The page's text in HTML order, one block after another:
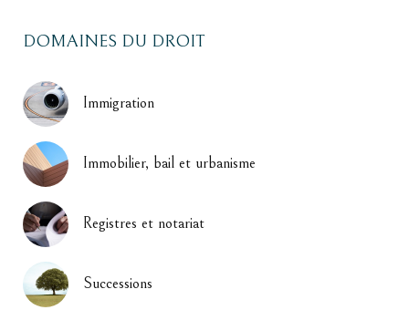
DOMAINES DU DROIT
Immigration
Immobilier, bail et urbanisme
Registres et notariat
Successions